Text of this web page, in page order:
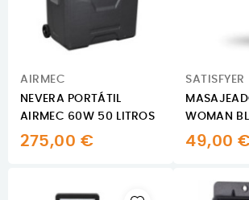
AIRMEC
NEVERA PORTÁTIL
AIRMEC 60W 50 LITROS
275,00 €
SATISFYER
WOMAN
49,00